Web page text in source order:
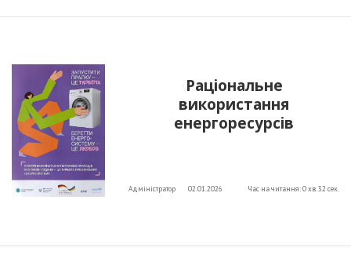
Раціональне
використання
енергоресурсів
Адміністратор 02.01.2026 Час на читання: 0 хв. 32 сек.